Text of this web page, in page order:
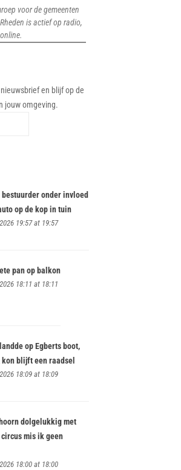
voor de gemeenten
is actief op radio,
en blijf op de
jouw omgeving.
onder invloed
op de kop in tuin
19:57 at 19:57
pan op balkon
18:11 at 18:11
op Egberts boot,
blijft een raadsel
18:09 at 18:09
dolgelukkig met
circus mis ik geen
18:00 at 18:00